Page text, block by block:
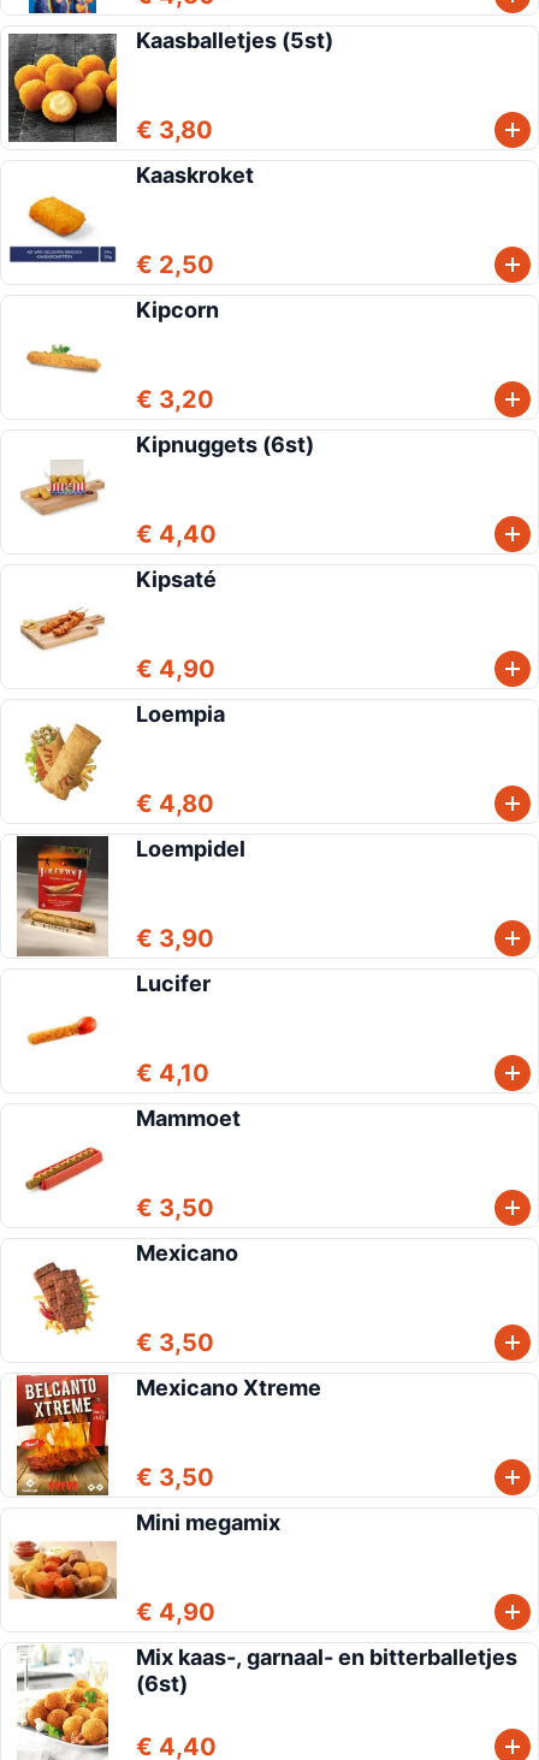
Kaasballetjes (5st)
€ 3,80
Kaaskroket
€ 2,50
Kipcorn
€ 3,20
Kipnuggets (6st)
€ 4,40
Kipsaté
€ 4,90
Loempia
€ 4,80
Loempidel
€ 3,90
Lucifer
€ 4,10
Mammoet
€ 3,50
Mexicano
€ 3,50
Mexicano Xtreme
€ 3,50
Mini megamix
€ 4,90
Mix kaas-, garnaal- en bitterballetjes
(6st)
€ 4,40